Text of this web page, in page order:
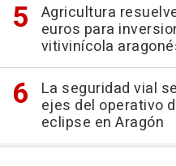
Agricultura
euros para
vitivinícola
La seguridad vial
ejes del operativo
eclipse en Aragón